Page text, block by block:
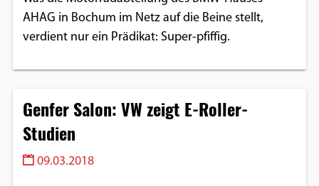
AHAG in Bochum im Netz auf die Beine stellt,
verdient nur ein Prädikat: Super-pfiffig.
Genfer Salon: VW zeigt E-Roller-
Studien
09.03.2018